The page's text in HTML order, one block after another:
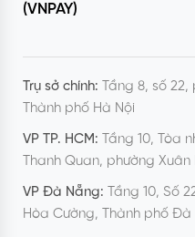
(VNPAY)
Trụ sở chính: Tầng 8, số
Thành phố Hà Nội
VP TP. HCM: Tầng 10, Tòa
Thanh Quan, phường
VP Đà Nẵng: Tầng 10, Số
Hòa Cường, Thành phố Đà